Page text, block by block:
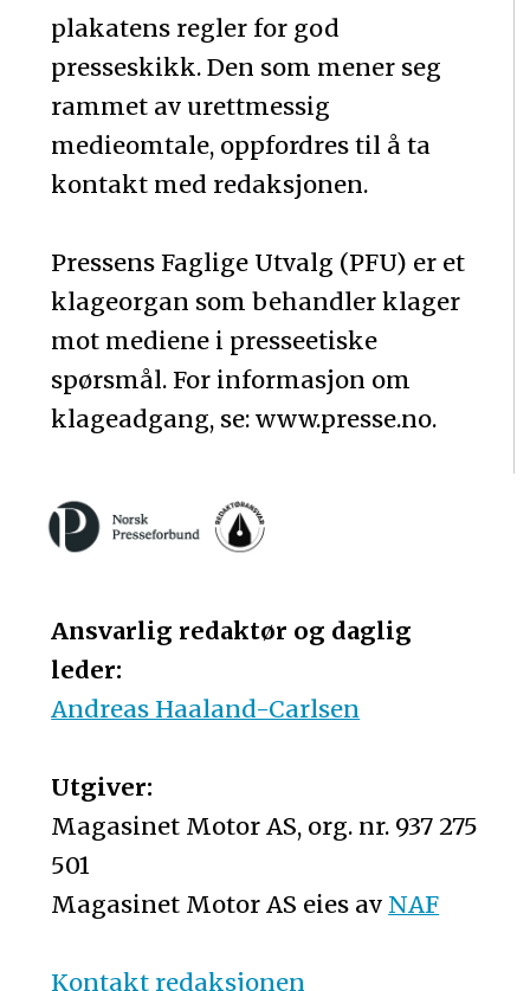
plakatens regler for god
presseskikk. Den som mener seg
rammet av urettmessig
medieomtale, oppfordres til å ta
kontakt med redaksjonen.
Pressens Faglige Utvalg (PFU) er et
klageorgan som behandler klager
mot mediene i presseetiske
spørsmål. For informasjon om
klageadgang, se: www.presse.no.
Ansvarlig redaktør og daglig
leder:
Andreas Haaland-Carlsen
Utgiver:
Magasinet Motor AS, org. nr. 937 275
501
Magasinet Motor AS eies av NAF
Kontakt redaksjonen